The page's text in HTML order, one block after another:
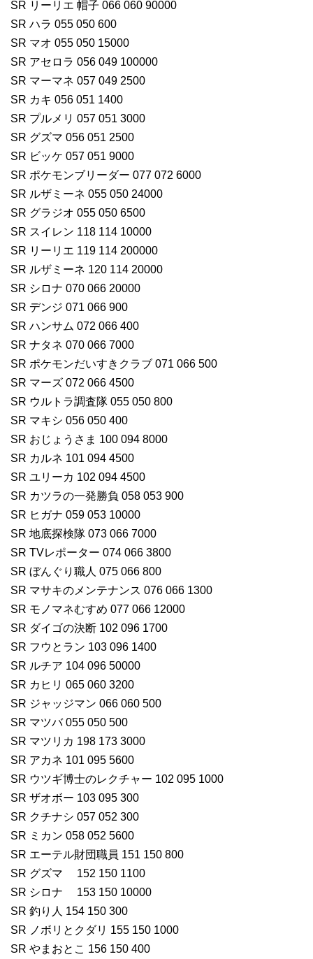
SR リーリエ 帽子 066 060 90000
SR ハラ 055 050 600
SR マオ 055 050 15000
SR アセロラ 056 049 100000
SR マーマネ 057 049 2500
SR カキ 056 051 1400
SR プルメリ 057 051 3000
SR グズマ 056 051 2500
SR ビッケ 057 051 9000
SR ポケモンブリーダー 077 072 6000
SR ルザミーネ 055 050 24000
SR グラジオ 055 050 6500
SR スイレン 118 114 10000
SR リーリエ 119 114 200000
SR ルザミーネ 120 114 20000
SR シロナ 070 066 20000
SR デンジ 071 066 900
SR ハンサム 072 066 400
SR ナタネ 070 066 7000
SR ポケモンだいすきクラブ 071 066 500
SR マーズ 072 066 4500
SR ウルトラ調査隊 055 050 800
SR マキシ 056 050 400
SR おじょうさま 100 094 8000
SR カルネ 101 094 4500
SR ユリーカ 102 094 4500
SR カツラの一発勝負 058 053 900
SR ヒガナ 059 053 10000
SR 地底探検隊 073 066 7000
SR TVレポーター 074 066 3800
SR ぼんぐり職人 075 066 800
SR マサキのメンテナンス 076 066 1300
SR モノマネむすめ 077 066 12000
SR ダイゴの決断 102 096 1700
SR フウとラン 103 096 1400
SR ルチア 104 096 50000
SR カヒリ 065 060 3200
SR ジャッジマン 066 060 500
SR マツバ 055 050 500
SR マツリカ 198 173 3000
SR アカネ 101 095 5600
SR ウツギ博士のレクチャー 102 095 1000
SR ザオボー 103 095 300
SR クチナシ 057 052 300
SR ミカン 058 052 5600
SR エーテル財団職員 151 150 800
SR グズマ 152 150 1100
SR シロナ 153 150 10000
SR 釣り人 154 150 300
SR ノボリとクダリ 155 150 1000
SR やまおとこ 156 150 400